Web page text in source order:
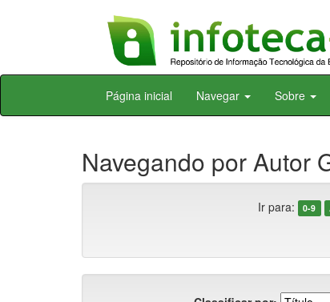
Skip
Página inicial Navegar Sobre
Navegando por Autor
Ir para: 0-9